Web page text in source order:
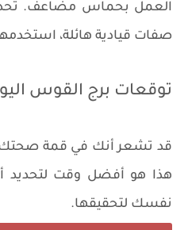
العمل بحماس مضاعف.
صفات قيادية هائلة،
توقعات برج القوس
قد تشعر أنك في قمة صحتك
هذا هو أفضل وقت لتحديد
نفسك لتحقيقها.